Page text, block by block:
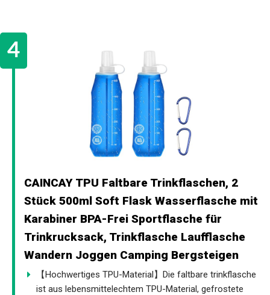
CAINCAY TPU Faltbare Trinkflaschen, 2
Stück 500ml Soft Flask Wasserflasche mit
Karabiner BPA-Frei Sportflasche für
Trinkrucksack, Trinkflasche Laufflasche
Wandern Joggen Camping Bergsteigen
【Hochwertiges TPU-Material】Die faltbare trinkflasche
ist aus lebensmittelechtem TPU-Material, gefrostete